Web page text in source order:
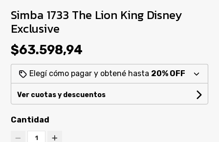
Simba 1733 The Lion King Disney
Exclusive
$63.598,94
Elegí cómo pagar y obtené hasta 20% OFF
Ver cuotas y descuentos
Cantidad
1